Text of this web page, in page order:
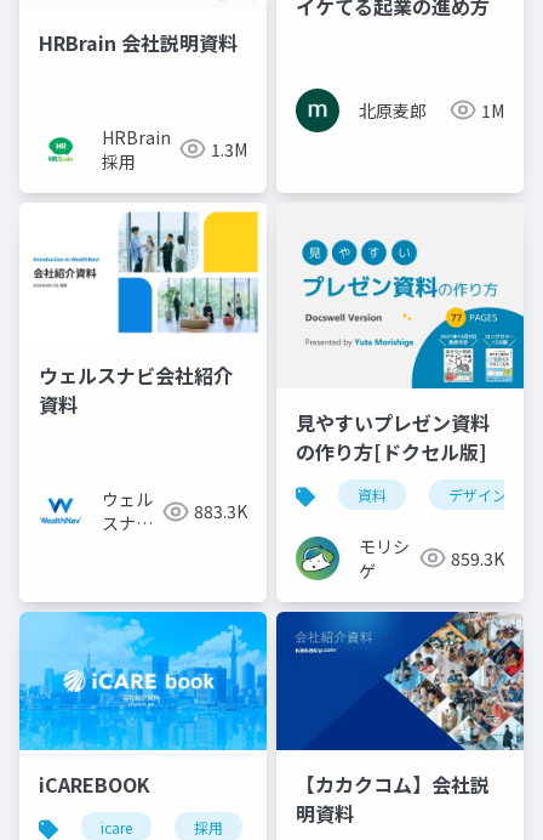
HRBrain 会社説明資料
HRBrain
採用
1.3M
北原麦郎 1M
ウェルスナビ会社紹介
資料
ウェル
スナビ
883.3K
見やすいプレゼン資料
の作り方[ドクセル版]
資料 デザイン
モリシ
ゲ
859.3K
iCAREBOOK
icare 採用 カルチャーデック
【カカクコム】会社説
明資料